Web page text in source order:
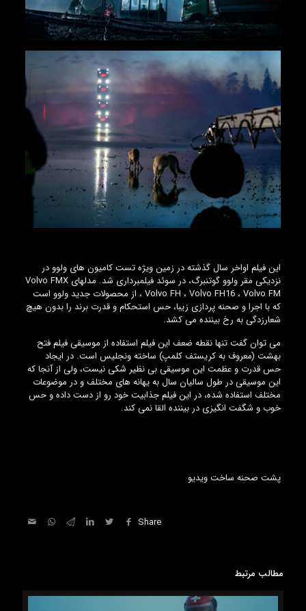
این فیلم اواخر سال گذشته در زمین ویژه تست کامیون های ولوو در
نزدیکی مقر ولوو گوتنبرگ، در سوئد فیلمبرداری شد. مدلهای Volvo FMX
، Volvo FH ، Volvo FH16 ، Volvo FM از محصولات جدید ولوو است
که با اجرا و صحنه پردازی زیبا، حس استحکام و قدرت برند را بدون هیچ
شعارزدگی به رخ بیننده می کشد.
می توان گفت تنها نقطه ضعف این فیلم استفاده از موسیقی فیلم فتح
بهشت (معروف به کریستف کلمپ) ساخته ونجلیس است. در ایجاد
حس قدرت و عظمت این موسیقی بی نظیر شکی نیست، ولی از آنجا که
این موسیقی در طول سالیان سال به یهانه های مختلف و در موضوعات
مختلف استفاده شده، در این فیلم جذابیت خود رو از دست داده و حس
خوب و شگفت انگیزی در بیننده القا نمی کند.
پشت صحنه ساخت ویدیو
Share
مطالب مرتبط